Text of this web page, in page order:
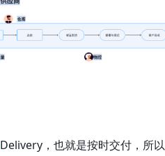
Delivery，也就是按时交付，所以